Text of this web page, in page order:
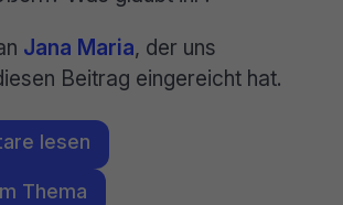
Jana Maria, der uns
Beitrag eingereicht hat.
lesen
Thema